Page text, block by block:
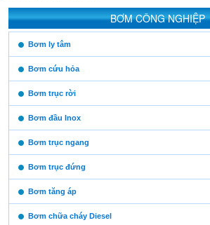
https:/www.high-
endrolex.com/13
BƠM CÔNG NGHIỆP
https:/www.high-
endrolex.com/13
Bơm ly tâm
Bơm cứu hỏa
Bơm trục rời
Bơm đầu Inox
Bơm trục ngang
Bơm trục đứng
Bơm tăng áp
Bơm chữa cháy Diesel